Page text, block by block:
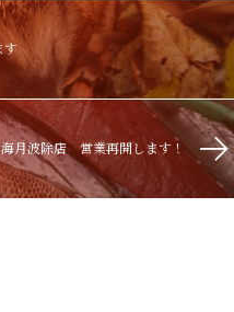
す
月波除店 営業再開します！